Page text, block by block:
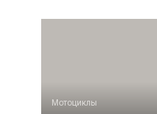
Мотоциклы